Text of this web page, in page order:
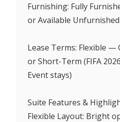
Furnishing: Fully
or Available Unfurnished
Lease Terms: Flexible
or Short-Term (FIFA
Event stays)
Suite Features &
Flexible Layout: Bright